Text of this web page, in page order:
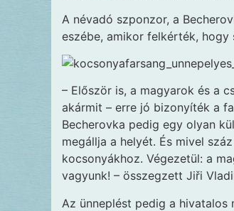
A névadó szponzor, a
eszébe, amikor felkérték,
– Először is, a magyarok és a
akármit – erre jó bizonyíték a
Becherovka pedig egy olyan
megállja a helyét. És mivel
kocsonyákhoz. Végezetül: a
vagyunk! – összegzett Jiři
Az ünneplést pedig a hivatalos